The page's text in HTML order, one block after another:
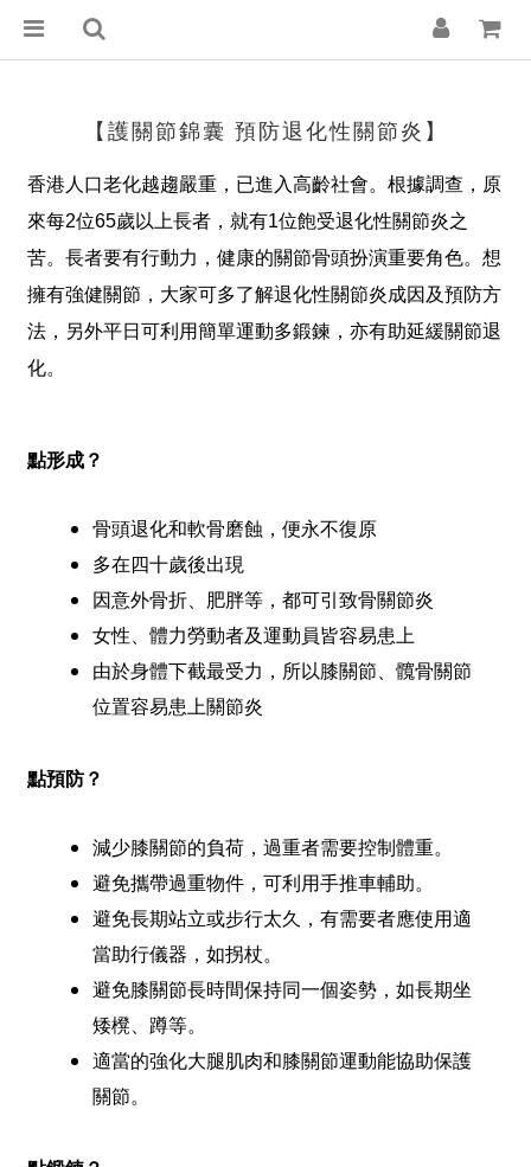
【護關節錦囊 預防退化性關節炎】
香港人口老化越趨嚴重，已進入高齡社會。根據調查，原
來每2位65歲以上長者，就有1位飽受退化性關節炎之
苦。長者要有行動力，健康的關節骨頭扮演重要角色。想
擁有強健關節，大家可多了解退化性關節炎成因及預防方
法，另外平日可利用簡單運動多鍛鍊，亦有助延緩關節退
化。
點形成？
骨頭退化和軟骨磨蝕，便永不復原
多在四十歲後出現
因意外骨折、肥胖等，都可引致骨關節炎
女性、體力勞動者及運動員皆容易患上
由於身體下截最受力，所以膝關節、髖骨關節
位置容易患上關節炎
點預防？
減少膝關節的負荷，過重者需要控制體重。
避免攜帶過重物件，可利用手推車輔助。
避免長期站立或步行太久，有需要者應使用適
當助行儀器，如拐杖。
避免膝關節長時間保持同一個姿勢，如長期坐
矮櫈、蹲等。
適當的強化大腿肌肉和膝關節運動能協助保護
關節。